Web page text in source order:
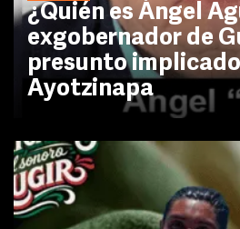
¿Quién es Ángel
exgobernador de
presunto
Ayotzinapa